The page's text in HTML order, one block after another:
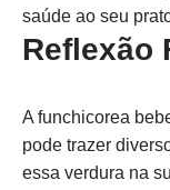
saúde ao seu
Reflexão
A funchicorea
pode trazer
essa verdura na